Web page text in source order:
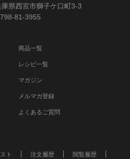
県西宮市獅子ケ口町3-3
81-3955
商品一覧
レシピ一覧
マガジン
メルマガ登録
よくあるご質問
ト 注文履歴 閲覧履歴